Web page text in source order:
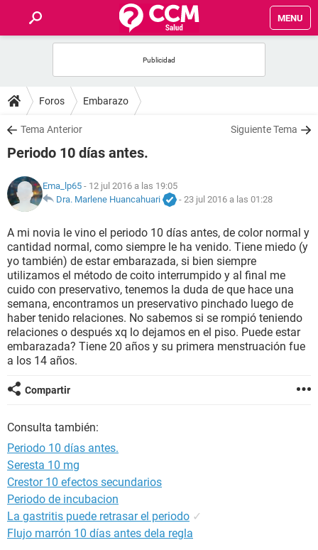
MENU
FOROS
SALUD
NUTRICIÓN
BIENESTAR
SEXUALIDAD
GLOSARIO
Foros Embarazo
Tema Anterior Siguiente Tema
Periodo 10 días antes.
Ema_lp65 - 12 jul 2016 a las 19:05
Dra. Marlene Huancahuari
- 23 jul 2016 a las 01:28
A mi novia le vino el periodo 10 días antes, de color normal y
cantidad normal, como siempre le ha venido. Tiene miedo (y
yo también) de estar embarazada, si bien siempre
utilizamos el método de coito interrumpido y al final me
cuido con preservativo, tenemos la duda de que hace una
semana, encontramos un preservativo pinchado luego de
haber tenido relaciones. No sabemos si se rompió teniendo
relaciones o después xq lo dejamos en el piso. Puede estar
embarazada? Tiene 20 años y su primera menstruación fue
a los 14 años.
Compartir
Consulta también:
Periodo 10 días antes.
Seresta 10 mg
Crestor 10 efectos secundarios
Periodo de incubacion
La gastritis puede retrasar el periodo ✓
Flujo marrón 10 días antes dela regla